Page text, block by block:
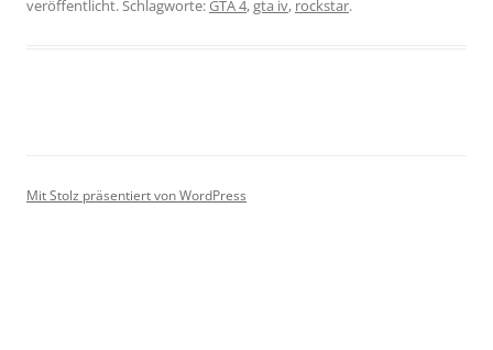
veröffentlicht. Schlagworte:GTA 4,gta iv, rockstar.
Mit Stolz präsentiert von WordPress